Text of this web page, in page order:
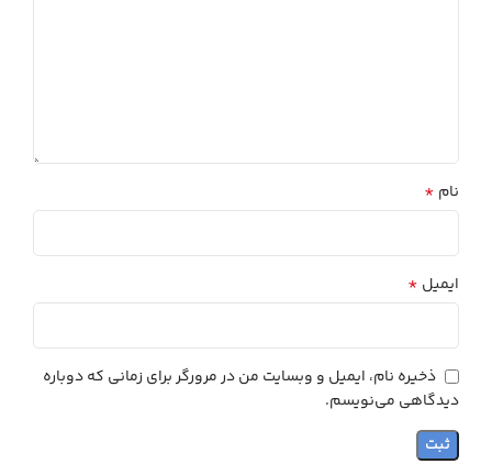
نام *
ایمیل *
ذخیره نام، ایمیل و وبسایت من در مرورگر برای زمانی که دوباره
دیدگاهی می‌نویسم.